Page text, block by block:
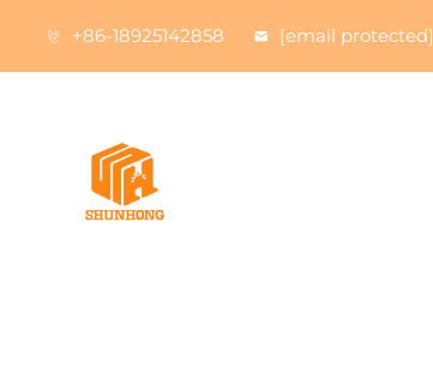
+86-18925142858 [email protected]